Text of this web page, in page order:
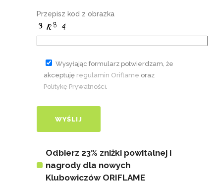
Przepisz kod z obrazka
Wysyłając formularz potwierdzam, że
akceptuję regulamin Oriflame oraz
Politykę Prywatności
Odbierz 23% zniżki powitalnej i
nagrody dla nowych
Klubowiczów ORIFLAME